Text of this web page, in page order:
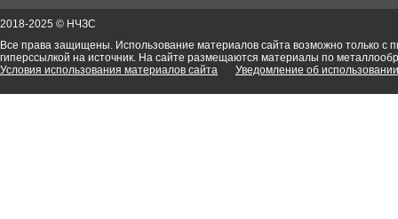
2018-2025 © НЧЗС
Все права защищены. Использование материалов сайта возможно только с
гиперссылкой на источник. На сайте размещаются материалы по
Условия использования материалов сайта
Уведомление об